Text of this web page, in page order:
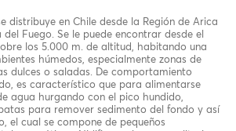
distribuye en Chile desde la Región de Arica
Fuego. Se le puede encontrar desde el
los 5.000 m. de altitud, habitando una
húmedos, especialmente zonas de
dulces o saladas. De comportamiento
es característico que para alimentarse
agua hurgando con el pico hundido,
para remover sedimento del fondo y así
el cual se compone de pequeños